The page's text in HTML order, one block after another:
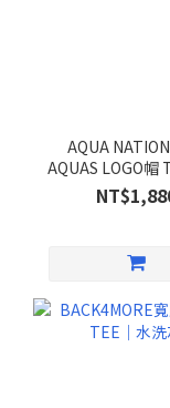
AQUA
AQUAS LOGO帽